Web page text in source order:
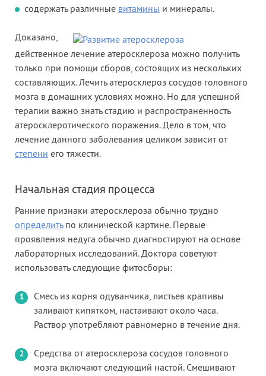
содержать различные витамины и минералы.
Доказано,
действенное лечение атеросклероза можно получить
только при помощи сборов, состоящих из нескольких
составляющих. Лечить атеросклероз сосудов головного
мозга в домашних условиях можно. Но для успешной
терапии важно знать стадию и распространенность
атеросклеротического поражения. Дело в том, что
лечение данного заболевания целиком зависит от
степени его тяжести.
Начальная стадия процесса
Ранние признаки атеросклероза обычно трудно
определитьпо клинической картине. Первые
проявления недуга обычно диагностируют на основе
лабораторных исследований. Доктора советуют
использовать следующие фитосборы:
Смесь из корня одуванчика, листьев крапивы
заливают кипятком, настаивают около часа.
Раствор употребляют равномерно в течение дня.
Средства от атеросклероза сосудов головного
мозга включают следующий настой. Смешивают